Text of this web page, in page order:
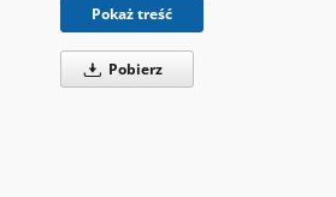
Pokaż treść
Pobierz